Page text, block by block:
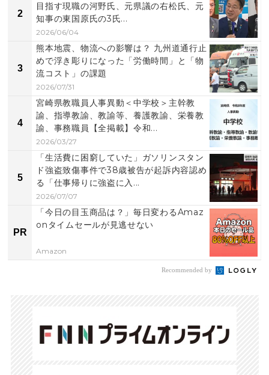
2
目指す現職の河野氏、元県議の右松氏、元
知事の東国原氏の3氏...
2026/06/04
3
熊本地震、物流への影響は？ 九州道通行止
めで浮き彫りになった「労働時間」と「物
流コスト」の課題
2026/07/31
4
宮崎県教職員人事異動＜中学校＞主幹教
諭、指導教諭、教諭等、養護教諭、栄養教
諭、事務職員【全掲載】令和...
2026/03/27
5
「生活費に困窮していた」ガソリンスタン
ド強盗致傷事件で38歳被告が起訴内容認め
る「仕事帰りに強盗に入...
2026/07/07
PR
「今日の目玉商品は？」毎日変わるAmaz
onタイムセールが見逃せない
Amazon
Recommended by